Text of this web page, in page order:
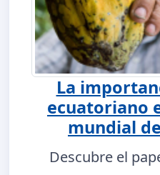
La
ecuatoriano
mundial
Descubre el